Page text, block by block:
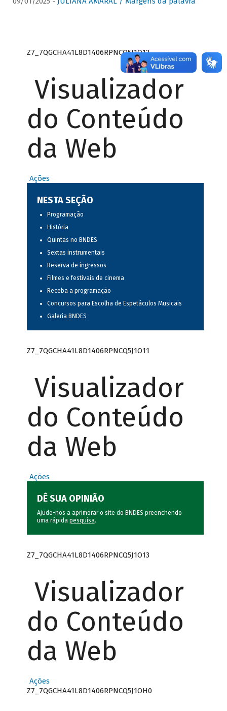
Z7_7QGCHA41L8D1406RPNCQ5J1O12
Visualizador
do Conteúdo
da Web
Ações
NESTA SEÇÃO
Programação
História
Quintas no BNDES
Sextas instrumentais
Reserva de ingressos
Filmes e festivais de cinema
Receba a programação
Concursos para Escolha de Espetáculos Musicais
Galeria BNDES
Z7_7QGCHA41L8D1406RPNCQ5J1O11
Visualizador
do Conteúdo
da Web
Ações
DÊ SUA OPINIÃO
Ajude-nos a aprimorar o site do BNDES preenchendo
uma rápida pesquisa.
Z7_7QGCHA41L8D1406RPNCQ5J1O13
Visualizador
do Conteúdo
da Web
Ações
Z7_7QGCHA41L8D1406RPNCQ5J1OH0